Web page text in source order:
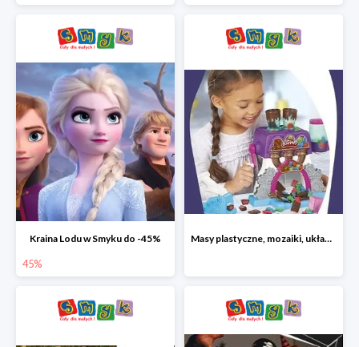
Kraina Lodu w Smyku do -45%
45%
Masy plastyczne, mozaiki, układanki do -45%